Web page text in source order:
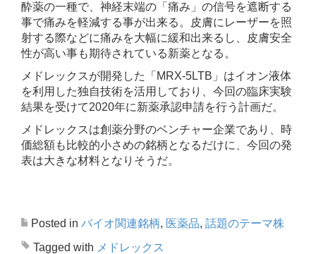
酔薬の一種で、神経末端の「痛み」の信号を遮断する
事で痛みを軽減する事が出来る。皮膚にレーザーを照
射する際などに痛みを大幅に緩和出来るし、皮膚安全
性が高い事も期待されている新薬となる。
メドレックスが開発した「MRX-5LTB」はイオン液体
を利用した独自技術を活用しており、今回の臨床実験
結果を受けて2020年に新薬承認申請を行う計画だ。
メドレックスは創薬分野のベンチャー企業であり、時
価総額も比較的小さめの銘柄となるだけに、今回の発
表は大きな材料となりそうだ。
Posted in バイオ関連銘柄, 医薬品, 話題のテーマ株
Tagged with メドレックス